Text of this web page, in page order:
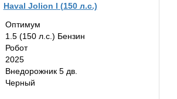
Haval Jolion I (150 л.с.)
Оптимум
1.5 (150 л.с.) Бензин
Робот
2025
Внедорожник 5 дв.
Черный